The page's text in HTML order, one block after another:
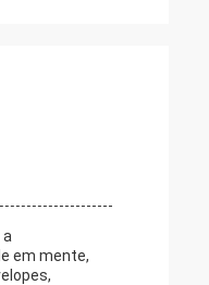
em mente,